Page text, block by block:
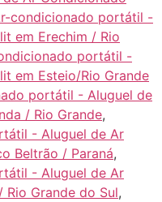
condicionado portátil -
em Erechim / Rio
portátil -
em Esteio/Rio Grande
portátil - Aluguel de
/ Rio Grande,
- Aluguel de Ar
Beltrão / Paraná,
- Aluguel de Ar
Grande do Sul,